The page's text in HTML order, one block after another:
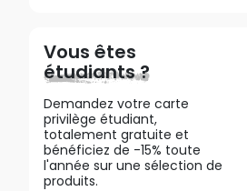
Vous êtes
étudiants ?
Demandez votre carte
privilège étudiant,
totalement gratuite et
bénéficiez de -15% toute
l'année sur une sélection de
produits.